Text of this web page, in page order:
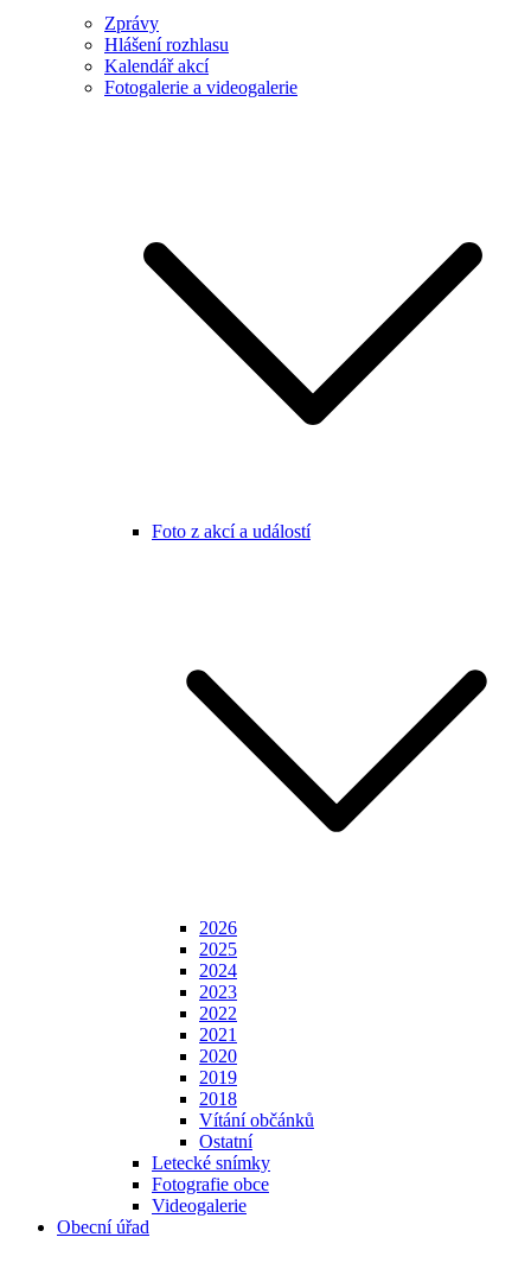
Zprávy
Hlášení rozhlasu
Kalendář akcí
Fotogalerie a videogalerie
Foto z akcí a událostí
2026
2025
2024
2023
2022
2021
2020
2019
2018
Vítání občánků
Ostatní
Letecké snímky
Fotografie obce
Videogalerie
Obecní úřad